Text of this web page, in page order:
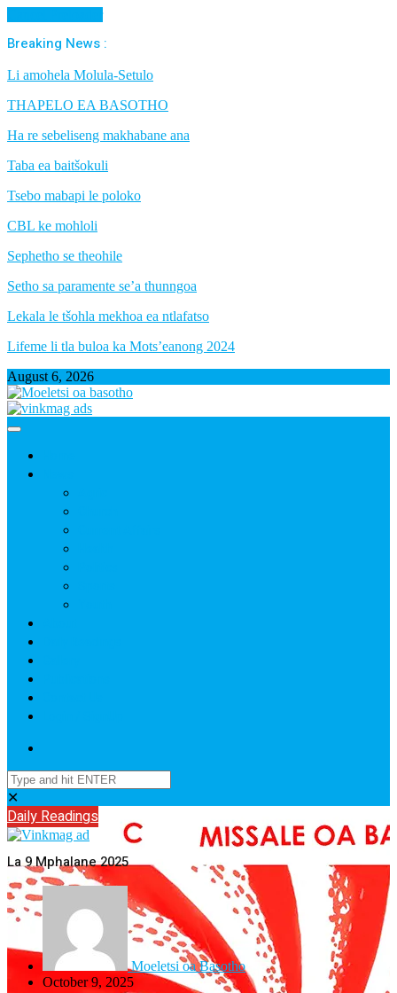
Breaking News :
Li amohela Molula-Setulo
THAPELO EA BASOTHO
Ha re sebeliseng makhabane ana
Taba ea baitšokuli
Tsebo mabapi le poloko
CBL ke mohloli
Sephetho se theohile
Setho sa paramente se’a thunngoa
Lekala le tšohla mekhoa ea ntlafatso
Lifeme li tla buloa ka Mots’eanong 2024
August 6, 2026
✕
Daily Readings
La 9 Mphalane 2025
Moeletsi oa Basotho
October 9, 2025